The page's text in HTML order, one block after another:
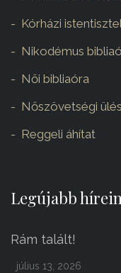
Kórházi
Nikodémus
Női bibliaóra
Nőszövetségi ülés
Reggeli áhítat
Legújabb
Rám talált!
július 13, 2026